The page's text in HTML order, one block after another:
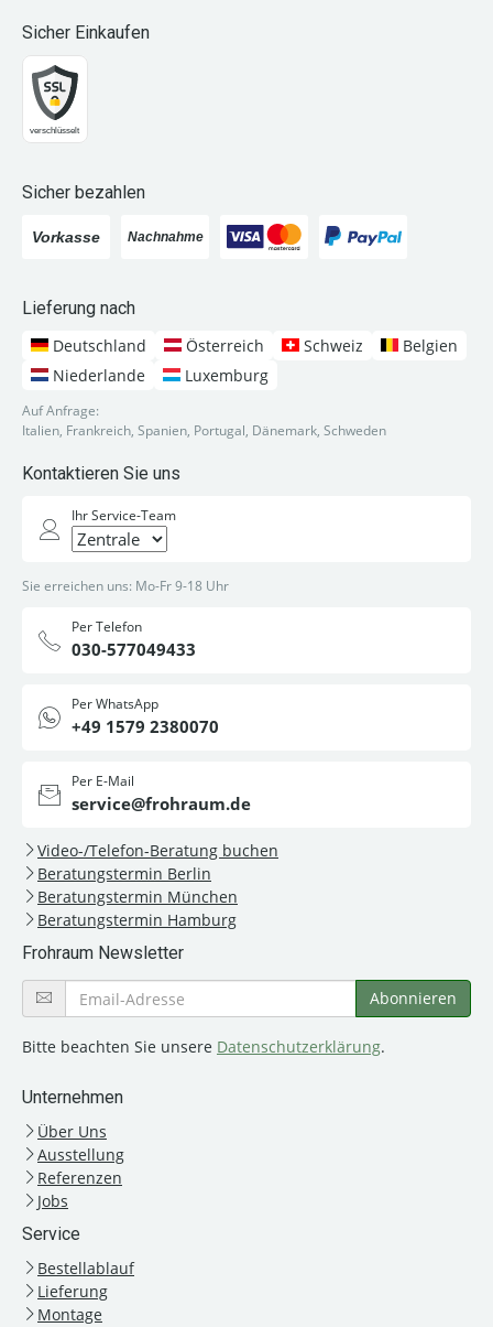
Sicher Einkaufen
Sicher bezahlen
Lieferung nach
Deutschland
Österreich Schweiz
Belgien
Niederlande
Luxemburg
Auf Anfrage:
Italien, Frankreich, Spanien, Portugal, Dänemark, Schweden
Kontaktieren Sie uns
Ihr Service-Team
Sie erreichen uns: Mo-Fr 9-18 Uhr
Per Telefon
030-577049433
Per WhatsApp
+49 1579 2380070
Per E-Mail
service@frohraum.de
Video-/Telefon-Beratung buchen
Beratungstermin Berlin
Beratungstermin München
Beratungstermin Hamburg
Frohraum Newsletter
Bitte beachten Sie unsere Datenschutzerklärung.
Unternehmen
Über Uns
Ausstellung
Referenzen
Jobs
Service
Bestellablauf
Lieferung
Montage